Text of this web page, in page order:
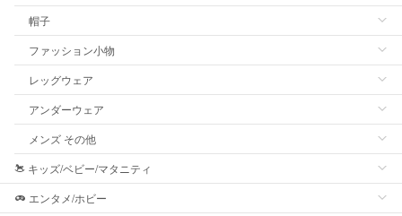
帽子
ファッション小物
レッグウェア
アンダーウェア
メンズ その他
キッズ/ベビー/マタニティ
エンタメ/ホビー